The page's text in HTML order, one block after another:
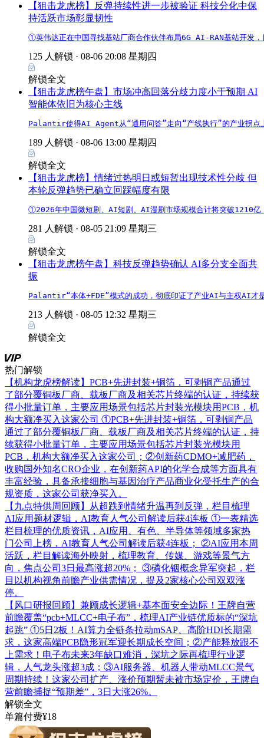
【狙击龙虎榜】反弹持续性进一步被验证 科技分化中保
持活跃市场彰显韧性
①英伟达正在中国寻找基站厂商合作伙伴布局6G AI-RAN基站开发
125 人解锁 · 08-06 20:08 星期四
解锁全文
【狙击龙虎榜午盘】市场冲高回落分歧力度小于预期 AI
智能体依旧为核心主线
Palantir使得AI Agent从“通用问答”走向“产线执行”的产业拐点上
189 人解锁 · 08-06 13:00 星期四
解锁全文
【狙击龙虎榜】情绪过热明日或短暂出现技术性分歧 但
本轮反弹趋势已确立回踩幅度有限
①2026年中国微短剧、AI短剧、AI漫剧市场规模合计将突破1210亿
281 人解锁 · 08-05 21:09 星期三
解锁全文
【狙击龙虎榜午盘】科技反弹趋势确认 AI多分支全面共
振
Palantir“本体+FDE”模式的成功，彻底印证了产业AI与主权AI才
213 人解锁 · 08-05 12:32 星期三
解锁全文
热门解锁
【机构龙虎榜解读】PCB+先进封装+铜箔，可剥铜产品通过
了部分覆铜板厂商、载板厂商及相关芯片终端的认证，持续获
得小批量订单，主要应用场景包括芯片封装光模块用PCB，机
构大额净买入这家公司 ①PCB+先进封装+铜箔，可剥铜产品
通过了部分覆铜板厂商、载板厂商及相关芯片终端的认证，持
续获得小批量订单，主要应用场景包括芯片封装光模块用
PCB，机构大额净买入这家公司；②创新药CDMO+减肥药，
收购国外知名CRO企业，在创新药API的化学合成等方面具有
丰富经验，具备承接细胞与基因治疗产品商业化受托生产的合
规资质，这家公司获净买入。
【九点特供周回顾】从超跌到情绪升温再到反弹，栏目梳理
AI应用题材逻辑，AI教育人气公司解读后获4连板 ①一表精选
栏目梳理的优质资讯，AI应用、有色、半导体等领域多家热
门公司上榜，AI教育人气公司解读后获4连板； ②AI应用本周
活跃，栏目解读海外映射，梳理教育、传媒、游戏等景气方
向，焦点公司3日最高涨超20%； ③磷化铟概念异军突起，栏
目以机构视角前瞻产业供需情况，提及2家核心公司双双涨
停。
【风口研报回顾】兼顾成长逻辑+基本面安全边际！王牌自营
前瞻覆盖“pcb+MLCC+电子布”，梳理AI产业链优质标的“深坑
起跳” ①5日2板！AI算力全链条拉动mSAP、高阶HDI长期需
求，这家高端PCB隐形冠军迎长期成长空间；②产能释放跟不
上需求！电子布未来3年缺口难消，深坑之际再梳理行业逻
辑，人气龙头涨超3成；③AI服务器、机器人带动MLCC景气
周期持续！这家公司扩产、涨价预期暂未被市场定价，王牌自
营前瞻捕捉“预期差”，3日大涨26%。
解锁全文
单篇付费¥18